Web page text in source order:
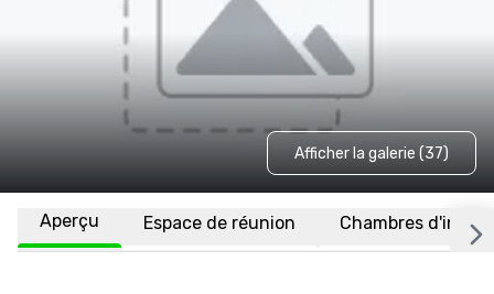
Afficher la galerie (37)
Aperçu Espace de réunion Chambres